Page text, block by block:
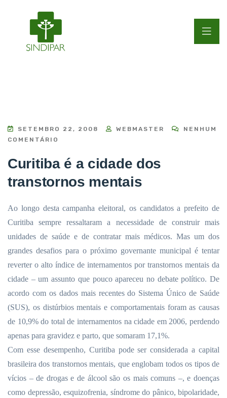
SETEMBRO 22, 2008 WEBMASTER
NENHUM
COMENTÁRIO
Curitiba é a cidade dos
transtornos mentais
Ao longo desta campanha eleitoral, os candidatos a prefeito de
Curitiba sempre ressaltaram a necessidade de construir mais
unidades de saúde e de contratar mais médicos. Mas um dos
grandes desafios para o próximo governante municipal é tentar
reverter o alto índice de internamentos por transtornos mentais da
cidade – um assunto que pouco apareceu no debate político. De
acordo com os dados mais recentes do Sistema Único de Saúde
(SUS), os distúrbios mentais e comportamentais foram as causas
de 10,9% do total de internamentos na cidade em 2006, perdendo
apenas para gravidez e parto, que somaram 17,1%.
Com esse desempenho, Curitiba pode ser considerada a capital
brasileira dos transtornos mentais, que englobam todos os tipos de
vícios – de drogas e de álcool são os mais comuns –, e doenças
como depressão, esquizofrenia, síndrome do pânico, bipolaridade,